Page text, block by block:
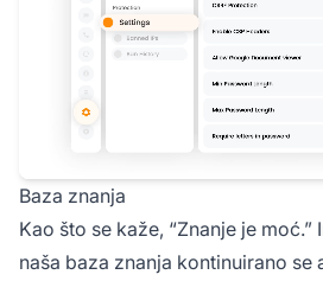
Baza znanja
Kao što se kaže, “Znanje je moć.”
naša baza znanja kontinuirano se